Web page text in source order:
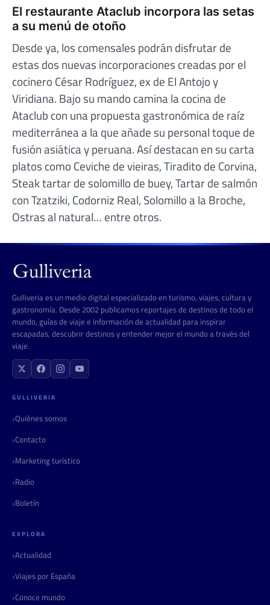
El restaurante Ataclub incorpora las setas
a su menú de otoño
Desde ya, los comensales podrán disfrutar de
estas dos nuevas incorporaciones creadas por el
cocinero César Rodríguez, ex de El Antojo y
Viridiana. Bajo su mando camina la cocina de
Ataclub con una propuesta gastronómica de raíz
mediterránea a la que añade su personal toque de
fusión asiática y peruana. Así destacan en su carta
platos como Ceviche de vieiras, Tiradito de Corvina,
Steak tartar de solomillo de buey, Tartar de salmón
con Tzatziki, Codorniz Real, Solomillo a la Broche,
Ostras al natural… entre otros.
Gulliveria es un medio digital especializado en turismo, viajes, cultura y
gastronomía. Desde 2002 publicamos reportajes de destinos de todo el
mundo, guías de viaje e información de actualidad para inspirar
escapadas, descubrir destinos y entender mejor el mundo a través del
viaje.
GULLIVERIA
Quiénes somos
Contacto
Marketing turístico
Radio
Boletín
EXPLORA
Actualidad
Viajes por España
Conoce mundo